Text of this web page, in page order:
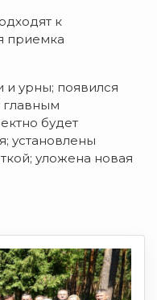
к
приемка
и урны; появился
главным
будет
установлены
уложена новая